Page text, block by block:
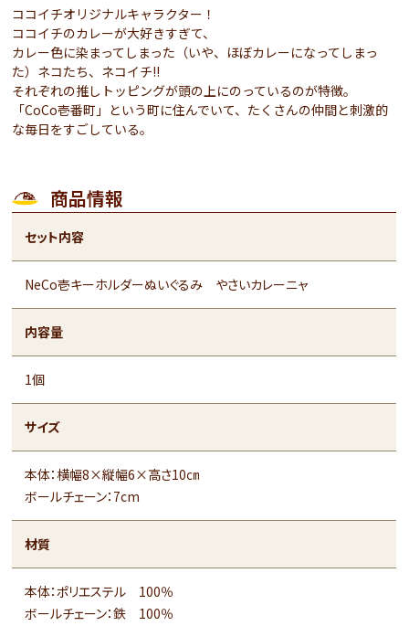
ココイチオリジナルキャラクター！
ココイチのカレーが大好きすぎて、
カレー色に染まってしまった（いや、ほぼカレーになってしまっ
た）ネコたち、ネコイチ!!
それぞれの推しトッピングが頭の上にのっているのが特徴。
「CoCo壱番町」という町に住んでいて、たくさんの仲間と刺激的
な毎日をすごしている。
商品情報
セット内容
NeCo壱キーホルダーぬいぐるみ やさいカレーニャ
内容量
1個
サイズ
本体：横幅8×縦幅6×高さ10㎝
ボールチェーン：7cm
材質
本体：ポリエステル 100％
ボールチェーン：鉄 100％